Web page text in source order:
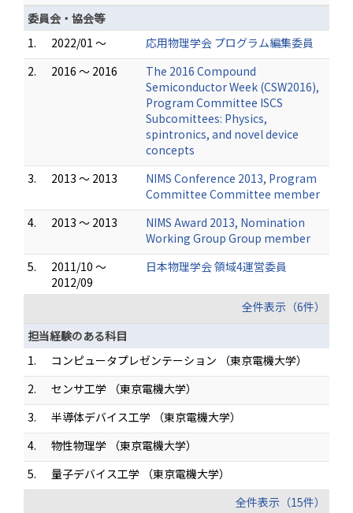
委員会・協会等
1.
2022/01 ～
応用物理学会 プログラム編集委員
2.
2016 ～ 2016
The 2016 Compound
Semiconductor Week (CSW2016),
Program Committee ISCS
Subcomittees: Physics,
spintronics, and novel device
concepts
3.
2013 ～ 2013
NIMS Conference 2013, Program
Committee Committee member
4.
2013 ～ 2013
NIMS Award 2013, Nomination
Working Group Group member
5.
2011/10 ～
2012/09
日本物理学会 領域4運営委員
全件表示（6件）
担当経験のある科目
1.
コンピュータプレゼンテーション （東京電機大学）
2.
センサ工学 （東京電機大学）
3.
半導体デバイス工学 （東京電機大学）
4.
物性物理学 （東京電機大学）
5.
量子デバイス工学 （東京電機大学）
全件表示（15件）